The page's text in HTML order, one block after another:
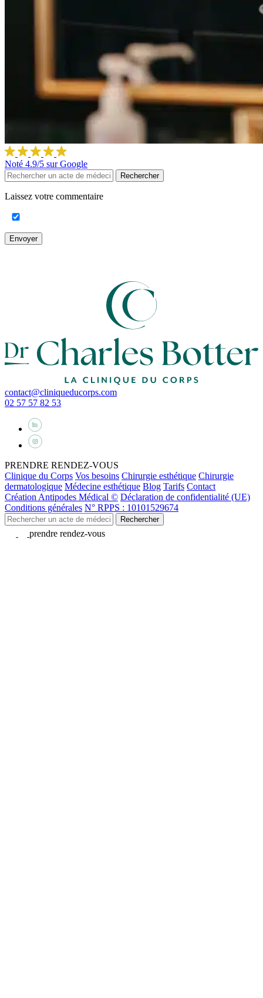
Noté 4.9/5 sur Google
Rechercher
Laissez votre commentaire
Envoyer
contact@cliniqueducorps.com
02 57 57 82 53
PRENDRE RENDEZ-VOUS
Clinique du Corps Vos besoins Chirurgie esthétique Chirurgie
dermatologique Médecine esthétique Blog Tarifs Contact
Création Antipodes Médical © Déclaration de confidentialité (UE)
Conditions générales N° RPPS : 10101529674
Rechercher
prendre rendez-vous